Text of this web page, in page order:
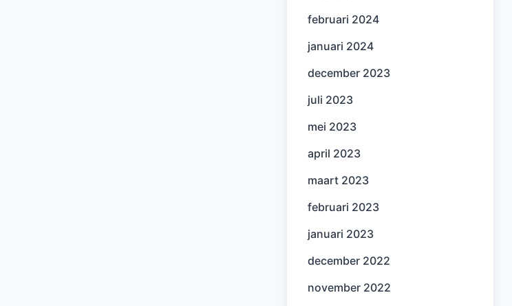
februari 2024
januari 2024
december 2023
juli 2023
mei 2023
april 2023
maart 2023
februari 2023
januari 2023
december 2022
november 2022